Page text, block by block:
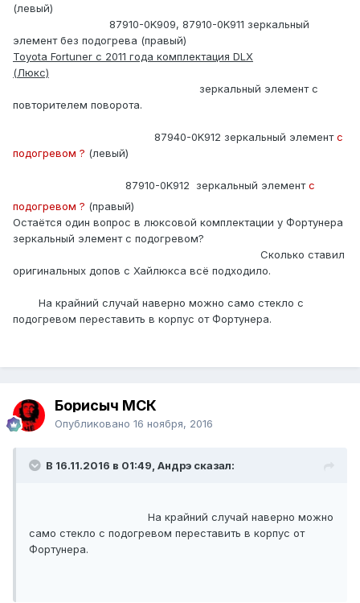
(левый)
87910-0K909, 87910-0K911 зеркальный
элемент без подогрева (правый)
Toyota Fortuner с 2011 года комплектация DLX
(Люкс)
зеркальный элемент с
повторителем поворота.
87940-0K912 зеркальный элементс
подогревом ? (левый)
87910-0K912 зеркальный элементс
подогревом ? (правый)
Остаётся один вопрос в люксовой комплектации у Фортунера
зеркальный элемент с подогревом?
Сколько ставил
оригинальных допов с Хайлюкса всё подходило.
На крайний случай наверно можно само стекло с
подогревом переставить в корпус от Фортунера.
Борисыч МСК
Опубликовано 16 ноября, 2016
В 16.11.2016 в 01:49, Андрэ сказал:
На крайний случай наверно можно
само стекло с подогревом переставить в корпус от
Фортунера.